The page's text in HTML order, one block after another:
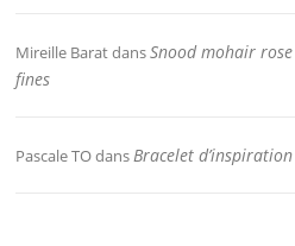
Mireille BaratdansSnood mohair
fines
Pascale TOdans Bracelet